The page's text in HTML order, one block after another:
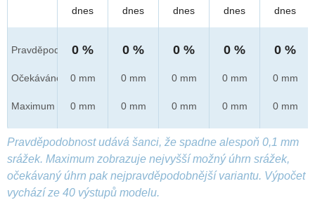
Pravděpod.
Očekáváno
Maximum
dnes
0 %
0 mm
0 mm
dnes
0 %
0 mm
0 mm
dnes
0 %
0 mm
0 mm
dnes
0 %
0 mm
0 mm
dnes
0 %
0 mm
0 mm
Pravděpodobnost udává šanci, že spadne alespoň 0,1 mm
srážek. Maximum zobrazuje nejvyšší možný úhrn srážek,
očekávaný úhrn pak nejpravděpodobnější variantu. Výpočet
vychází ze 40 výstupů modelu.